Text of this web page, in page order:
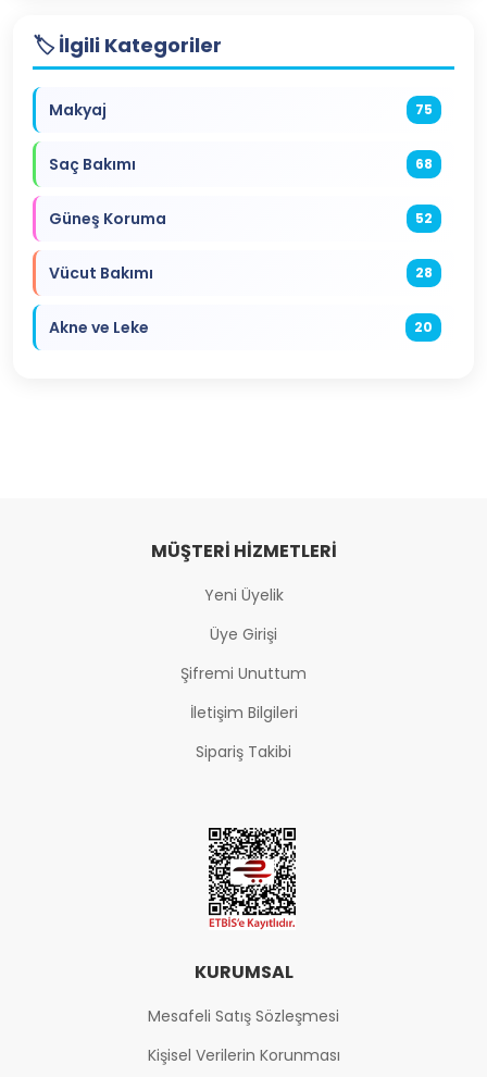
🏷️ İlgili Kategoriler
Makyaj 75
Saç Bakımı 68
Güneş Koruma 52
Vücut Bakımı 28
Akne ve Leke 20
MÜŞTERI HIZMETLERI
Yeni Üyelik
Üye Girişi
Şifremi Unuttum
İletişim Bilgileri
Sipariş Takibi
KURUMSAL
Mesafeli Satış Sözleşmesi
Kişisel Verilerin Korunması